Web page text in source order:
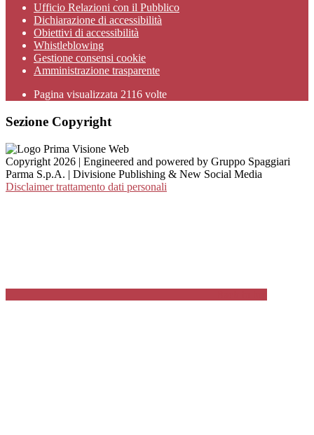
Ufficio Relazioni con il Pubblico
Dichiarazione di accessibilità
Obiettivi di accessibilità
Whistleblowing
Gestione consensi cookie
Amministrazione trasparente
Pagina visualizzata 2116 volte
Sezione Copyright
Copyright 2026 | Engineered and powered by Gruppo Spaggiari
Parma S.p.A. | Divisione Publishing & New Social Media
Disclaimer trattamento dati personali